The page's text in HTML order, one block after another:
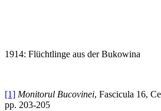
1914: Flüchtlinge aus der Bukowina
[1] Monitorul Bucovinei, Fascicula 16,
pp. 203-205